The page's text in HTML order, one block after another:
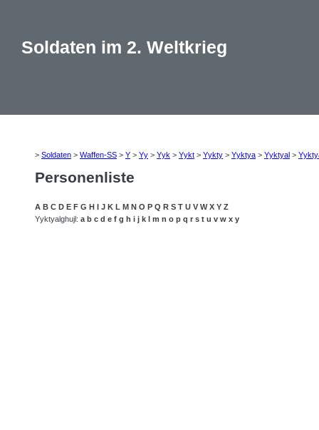
Soldaten im 2. Weltkrieg
> Soldaten > Waffen-SS > Y > Yy > Yyk > Yykt > Yykty > Yyktya > Yyktyal >
Personenliste
A B C D E F G H I J K L M N O P Q R S T U V W X Y Z
Yyktyalghujl: a b c d e f g h i j k l m n o p q r s t u v w x y